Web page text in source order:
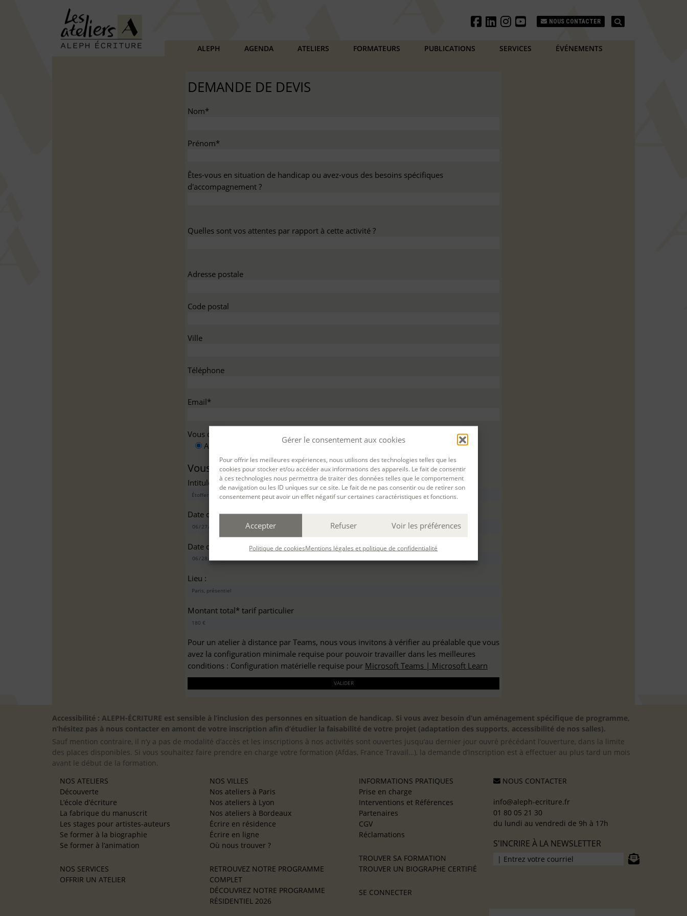
Gérer le consentement aux cookies
Pour offrir les meilleures expériences, nous utilisons des technologies telles que les
cookies pour stocker et/ou accéder aux informations des appareils. Le fait de consentir
à ces technologies nous permettra de traiter des données telles que le comportement
de navigation ou les ID uniques sur ce site. Le fait de ne pas consentir ou de retirer son
consentement peut avoir un effet négatif sur certaines caractéristiques et fonctions.
Accepter Refuser Voir les préférences
Politique de cookiesMentions légales et politique de confidentialité
NOUS CONTACTER
ALEPH AGENDA ATELIERS FORMATEURS PUBLICATIONS SERVICES ÉVÉNEMENTS
DEMANDE DE DEVIS
Nom*
Prénom*
Êtes-vous en situation de handicap ou avez-vous des besoins spécifiques
d'accompagnement ?
Quelles sont vos attentes par rapport à cette activité ?
Adresse postale
Code postal
Ville
Téléphone
Email*
Vous demandez ce devis :
A titre personnel
Pour bénéficier d’un financement
Vous souhaitez vous inscrire à :
Intitulé(s)*
Date de début*
Date de fin*
Lieu :
Montant total* tarif particulier
Pour un atelier à distance par Teams, nous vous invitons à vérifier au préalable que vous
avez la configuration minimale requise pour pouvoir travailler dans les meilleures
conditions : Configuration matérielle requise pour Microsoft Teams | Microsoft Learn
Accessibilité : ALEPH-ÉCRITURE est sensible à l’inclusion des personnes en situation de handicap. Si vous avez besoin d’un aménagement spécifique de programme,
n’hésitez pas à nous contacter en amont de votre inscription afin d’étudier la faisabilité de votre projet (adaptation des supports, accessibilité de nos salles).
Sauf mention contraire, il n’y a pas de modalité d’accès et les inscriptions à nos activités sont ouvertes jusqu’au dernier jour ouvré précédant l’ouverture, dans la limite
des places disponibles. Si vous souhaitez faire prendre en charge votre formation (Afdas, France Travail…), la demande d’inscription est à effectuer au plus tard un mois
avant le début de la formation.
NOS ATELIERS
Découverte
L’école d’écriture
La fabrique du manuscrit
Les stages pour artistes-auteurs
Se former à la biographie
Se former à l’animation
NOS SERVICES
OFFRIR UN ATELIER
NOS VILLES
Nos ateliers à Paris
Nos ateliers à Lyon
Nos ateliers à Bordeaux
Écrire en résidence
Écrire en ligne
Où nous trouver ?
RETROUVEZ NOTRE PROGRAMME
COMPLET
DÉCOUVREZ NOTRE PROGRAMME
RÉSIDENTIEL 2026
INFORMATIONS PRATIQUES
Prise en charge
Interventions et Références
Partenaires
CGV
Réclamations
TROUVER SA FORMATION
TROUVER UN BIOGRAPHE CERTIFIÉ
SE CONNECTER
NOUS CONTACTER
info@aleph-ecriture.fr
01 80 05 21 30
du lundi au vendredi de 9h à 17h
S'INCRIRE À LA NEWSLETTER